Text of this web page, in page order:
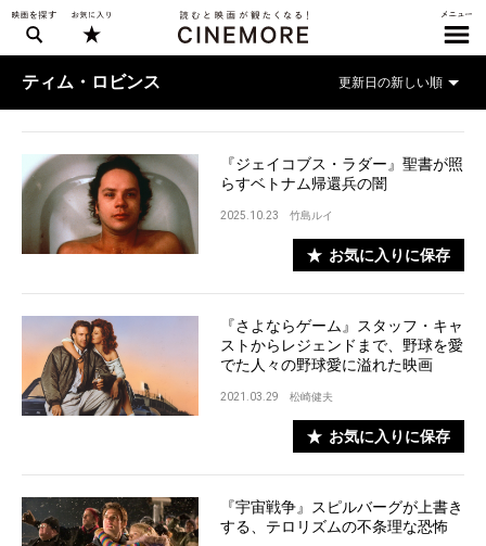
ティム・ロビンス
『ジェイコブス・ラダー』聖書が照
らすベトナム帰還兵の闇
2025.10.23 竹島ルイ
お気に入りに保存
『さよならゲーム』スタッフ・キャ
ストからレジェンドまで、野球を愛
でた人々の野球愛に溢れた映画
2021.03.29 松崎健夫
お気に入りに保存
『宇宙戦争』スピルバーグが上書き
する、テロリズムの不条理な恐怖